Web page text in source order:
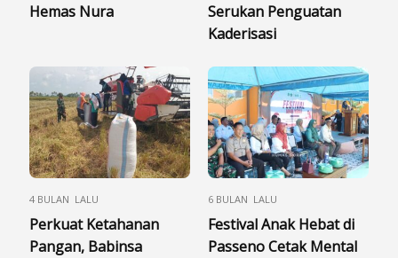
Hemas Nura
Serukan Penguatan
Kaderisasi
4 BULAN LALU
Perkuat Ketahanan
Pangan, Babinsa
6 BULAN LALU
Festival Anak Hebat di
Passeno Cetak Mental